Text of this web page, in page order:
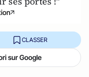
CLASSER
sur Google